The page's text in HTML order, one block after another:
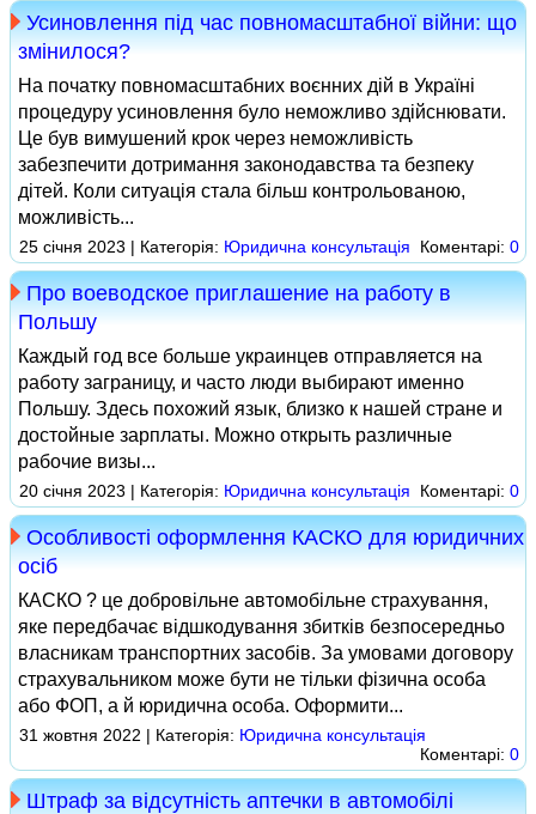
Усиновлення під час повномасштабної війни: що
змінилося?
На початку повномасштабних воєнних дій в Україні
процедуру усиновлення було неможливо здійснювати.
Це був вимушений крок через неможливість
забезпечити дотримання законодавства та безпеку
дітей. Коли ситуація стала більш контрольованою,
можливість...
25 січня 2023 | Категорія: Юридична консультація Коментарі: 0
Про воеводское приглашение на работу в
Польшу
Каждый год все больше украинцев отправляется на
работу заграницу, и часто люди выбирают именно
Польшу. Здесь похожий язык, близко к нашей стране и
достойные зарплаты. Можно открыть различные
рабочие визы...
20 січня 2023 | Категорія: Юридична консультація Коментарі: 0
Особливості оформлення КАСКО для юридичних
осіб
КАСКО ? це добровільне автомобільне страхування,
яке передбачає відшкодування збитків безпосередньо
власникам транспортних засобів. За умовами договору
страхувальником може бути не тільки фізична особа
або ФОП, а й юридична особа. Оформити...
31 жовтня 2022 | Категорія: Юридична консультація
Коментарі: 0
Штраф за відсутність аптечки в автомобілі